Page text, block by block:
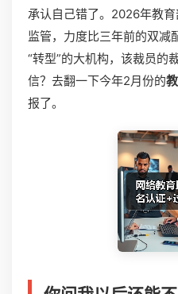
承认自己错了。2026年教
监管，力度比三年前的双减
“转型”的大机构，该裁员的
信？去翻一下今年2月份的
报了。